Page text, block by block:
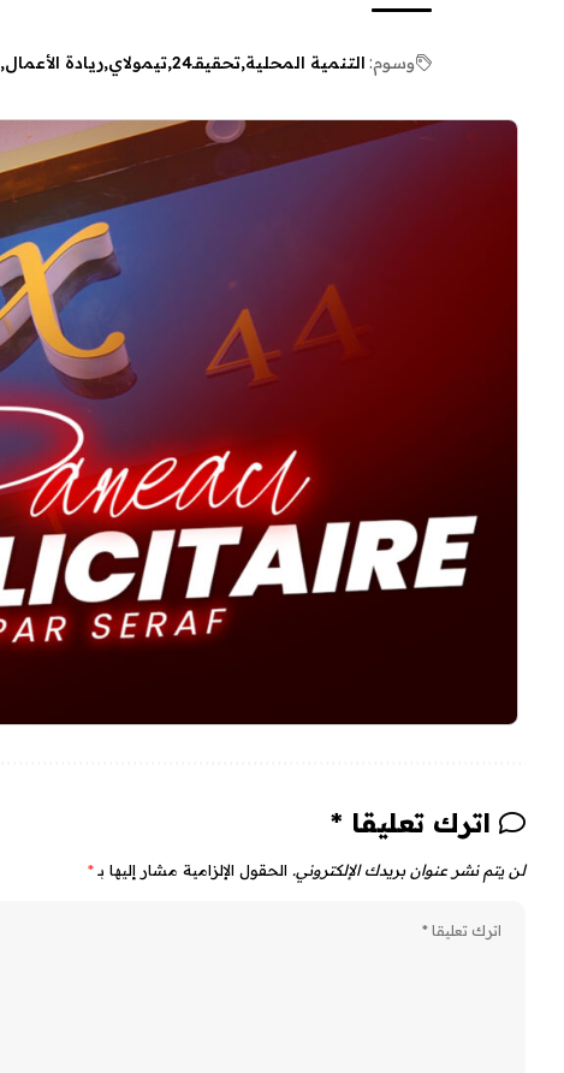
وسوم: التنمية المحلية تحقيقـ24 تيمولاي ريادة الأعمال
اترك تعليقا *
لن يتم نشر عنوان بريدك الإلكتروني. الحقول الإلزامية مشار إليها بـ*